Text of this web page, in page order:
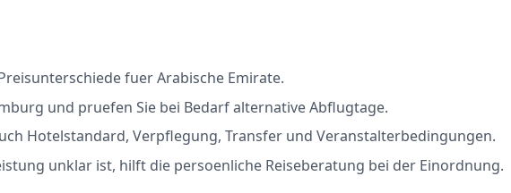
fuer Arabische Emirate.
und pruefen Sie bei Bedarf alternative Abflugtage.
Hotelstandard, Verpflegung, Transfer und Veranstalterbedingungen.
unklar ist, hilft die persoenliche Reiseberatung bei der Einordnung.